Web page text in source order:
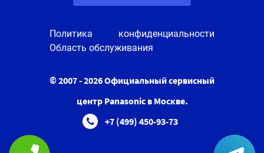
Политика конфиденциальности
Область обслуживания
© 2007 - 2026 Официальный сервисный
центр Panasonic в Москве.
+7 (499) 450-93-73